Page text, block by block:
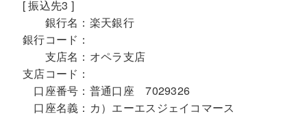
[ 振込先3 ]
銀行名： 楽天銀行
銀行コード：
支店名： オペラ支店
支店コード：
口座番号： 普通口座 7029326
口座名義： カ）エーエスジェイコマース